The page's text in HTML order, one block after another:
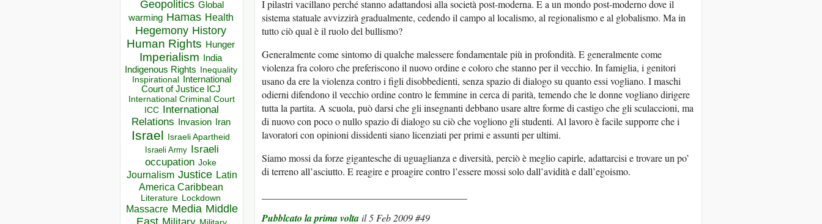
Geopolitics Global
warming Hamas Health
Hegemony History
Human Rights Hunger
Imperialism India
Indigenous Rights Inequality
Inspirational
International
Court of Justice ICJ
International Criminal Court
ICC
International
Relations
Invasion Iran
Israel Israeli Apartheid
Israeli Army Israeli
occupation Joke
Journalism Justice Latin
America Caribbean
Literature Lockdown
Massacre Media Middle
Military
I pilastri vacillano perché stanno adattandosi alla società post-moderna. E a un mondo post-moderno dove il
sistema statuale avvizzirà gradualmente, cedendo il campo al localismo, al regionalismo e al globalismo. Ma in
tutto ciò qual è il ruolo del bullismo?
Generalmente come sintomo di qualche malessere fondamentale più in profondità. E generalmente come
violenza fra coloro che preferiscono il nuovo ordine e coloro che stanno per il vecchio. In famiglia, i genitori
usano da ere la violenza contro i figli disobbedienti, senza spazio di dialogo su quanto essi vogliano. I maschi
odierni difendono il vecchio ordine contro le femmine in cerca di parità, temendo che le donne vogliano dirigere
tutta la partita. A scuola, può darsi che gli insegnanti debbano usare altre forme di castigo che gli sculaccioni, ma
di nuovo con poco o nullo spazio di dialogo su ciò che vogliono gli studenti. Al lavoro è facile supporre che i
lavoratori con opinioni dissidenti siano licenziati per primi e assunti per ultimi.
Siamo mossi da forze gigantesche di uguaglianza e diversità, perciò è meglio capirle, adattarcisi e trovare un po’
di terreno all’asciutto. E reagire e proagire contro l’essere mossi solo dall’avidità e dall’egoismo.
Pubblcato la prima voltail 5 Feb 2009 #49